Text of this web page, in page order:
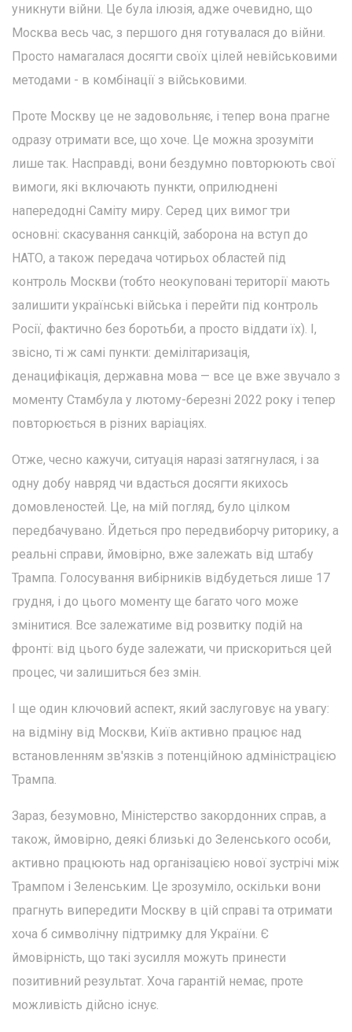
уникнути війни. Це була ілюзія, адже очевидно, що
Москва весь час, з першого дня готувалася до війни.
Просто намагалася досягти своїх цілей невійськовими
методами - в комбінації з військовими.
Проте Москву це не задовольняє, і тепер вона прагне
одразу отримати все, що хоче. Це можна зрозуміти
лише так. Насправді, вони бездумно повторюють свої
вимоги, які включають пункти, оприлюднені
напередодні Саміту миру. Серед цих вимог три
основні: скасування санкцій, заборона на вступ до
НАТО, а також передача чотирьох областей під
контроль Москви (тобто неокуповані території мають
залишити українські війська і перейти під контроль
Росії, фактично без боротьби, а просто віддати їх). І,
звісно, ті ж самі пункти: демілітаризація,
денацифікація, державна мова — все це вже звучало з
моменту Стамбула у лютому-березні 2022 року і тепер
повторюється в різних варіаціях.
Отже, чесно кажучи, ситуація наразі затягнулася, і за
одну добу навряд чи вдасться досягти якихось
домовленостей. Це, на мій погляд, було цілком
передбачувано. Йдеться про передвиборчу риторику, а
реальні справи, ймовірно, вже залежать від штабу
Трампа. Голосування вибірників відбудеться лише 17
грудня, і до цього моменту ще багато чого може
змінитися. Все залежатиме від розвитку подій на
фронті: від цього буде залежати, чи прискориться цей
процес, чи залишиться без змін.
І ще один ключовий аспект, який заслуговує на увагу:
на відміну від Москви, Київ активно працює над
встановленням зв'язків з потенційною адміністрацією
Трампа.
Зараз, безумовно, Міністерство закордонних справ, а
також, ймовірно, деякі близькі до Зеленського особи,
активно працюють над організацією нової зустрічі між
Трампом і Зеленським. Це зрозуміло, оскільки вони
прагнуть випередити Москву в цій справі та отримати
хоча б символічну підтримку для України. Є
ймовірність, що такі зусилля можуть принести
позитивний результат. Хоча гарантій немає, проте
можливість дійсно існує.